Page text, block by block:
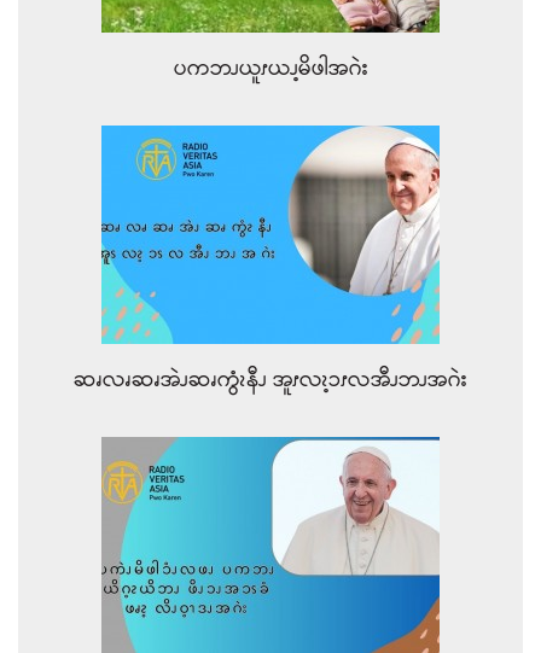
ပကဘၪယူၭယၪ့မိဖါအဂဲး
ဆၧလၧဆၧအဲၪဆၧကွံၩနီၪ အူၭလၩ့ၥၭလအီၪဘၪအဂဲး